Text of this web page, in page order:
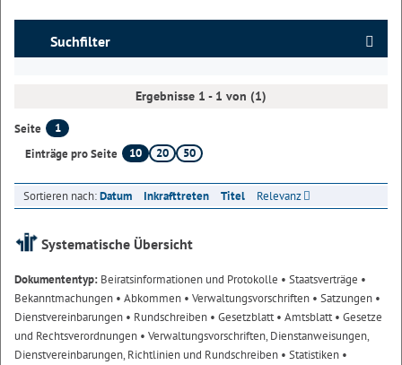
Suchfilter
Ergebnisse 1 - 1 von (1)
Seite
1
Einträge pro Seite
10 20 50
Sortieren nach:Datum Inkrafttreten Titel Relevanz
Systematische Übersicht
Dokumententyp: Beiratsinformationen und Protokolle • Staatsverträge •
Bekanntmachungen • Abkommen • Verwaltungsvorschriften • Satzungen •
Dienstvereinbarungen • Rundschreiben • Gesetzblatt• Amtsblatt• Gesetze
und Rechtsverordnungen • Verwaltungsvorschriften, Dienstanweisungen,
Dienstvereinbarungen, Richtlinien und Rundschreiben • Statistiken •